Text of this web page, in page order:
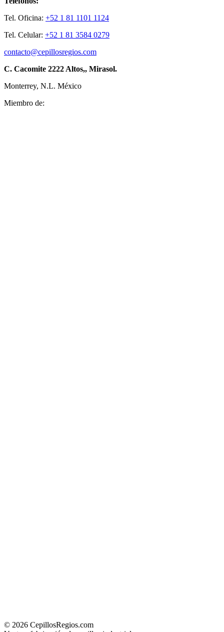
Tel. Oficina: +52 1 81 1101 1124
Tel. Celular: +52 1 81 3584 0279
contacto@cepillosregios.com
C. Cacomite 2222 Altos,, Mirasol.
Monterrey, N.L. México
Miembro de:
© 2026 CepillosRegios.com